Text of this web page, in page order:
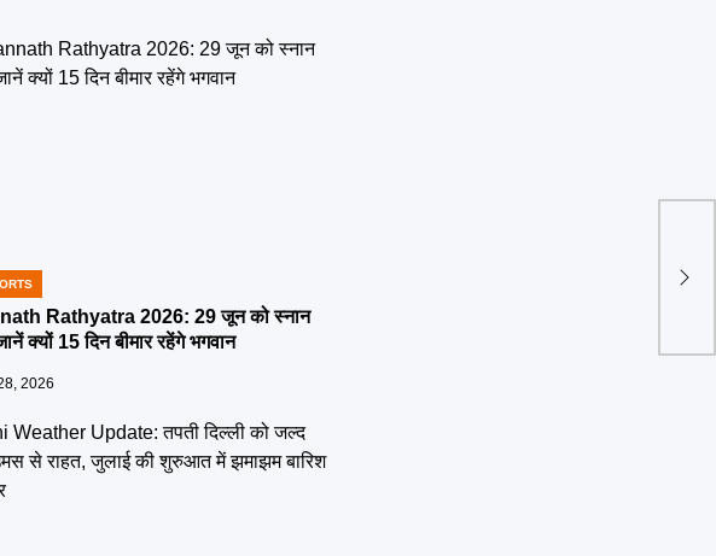
Rathyatra 2026: 29 जून को स्नान
क्यों 15 दिन बीमार रहेंगे भगवान
2026